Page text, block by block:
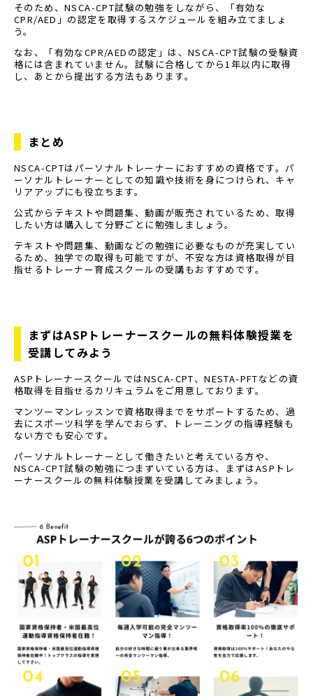
そのため、NSCA-CPT試験の勉強をしながら、「有効な
CPR/AED」の認定を取得するスケジュールを組み立てましょ
う。
なお、「有効なCPR/AEDの認定」は、NSCA-CPT試験の受験資
格には含まれていません。試験に合格してから1年以内に取得
し、あとから提出する方法もあります。
まとめ
NSCA-CPTはパーソナルトレーナーにおすすめの資格です。パ
ーソナルトレーナーとしての知識や技術を身につけられ、キャ
リアアップにも役立ちます。
公式からテキストや問題集、動画が販売されているため、取得
したい方は購入して分野ごとに勉強しましょう。
テキストや問題集、動画などの勉強に必要なものが充実してい
るため、独学での取得も可能ですが、不安な方は資格取得が目
指せるトレーナー育成スクールの受講もおすすめです。
まずはASPトレーナースクールの無料体験授業を
受講してみよう
ASPトレーナースクールではNSCA-CPT、NESTA-PFTなどの資
格取得を目指せるカリキュラムをご用意しております。
マンツーマンレッスンで資格取得までをサポートするため、過
去にスポーツ科学を学んでおらず、トレーニングの指導経験も
ない方でも安心です。
パーソナルトレーナーとして働きたいと考えている方や、
NSCA-CPT試験の勉強につまずいている方は、まずはASPトレ
ーナースクールの無料体験授業を受講してみましょう。